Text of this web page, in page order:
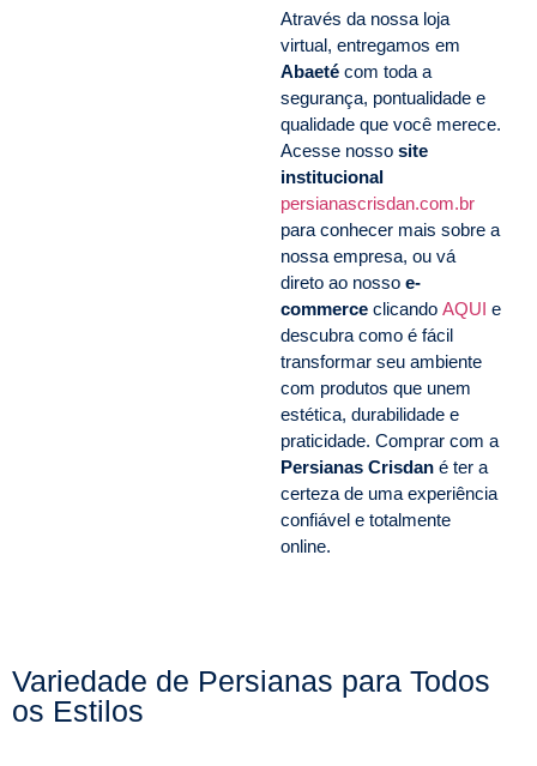
Através da nossa loja
virtual, entregamos em
Abaeté com toda a
segurança, pontualidade e
qualidade que você merece.
Acesse nosso site
institucional
persianascrisdan.com.br
para conhecer mais sobre a
nossa empresa, ou vá
direto ao nosso e-
commerce clicando AQUI e
descubra como é fácil
transformar seu ambiente
com produtos que unem
estética, durabilidade e
praticidade. Comprar com a
Persianas Crisdan é ter a
certeza de uma experiência
confiável e totalmente
online.
Variedade de Persianas para Todos
os Estilos